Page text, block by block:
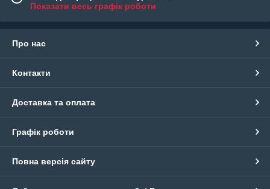
Показати весь графік роботи
Про нас
Контакти
Доставка та оплата
Графік роботи
Повна версія сайту